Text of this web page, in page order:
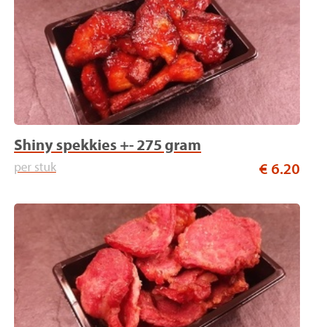
Shiny spekkies +- 275 gram
per stuk € 6.20